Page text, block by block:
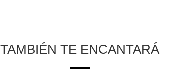
TAMBIÉN TE ENCANTARÁ